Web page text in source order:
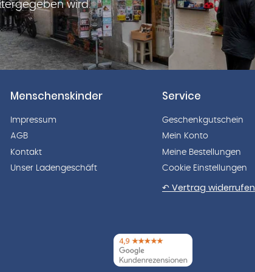
wird.
Menschenskinder
Impressum
AGB
Kontakt
Unser Ladengeschäft
Service
Geschenkgutschein
Mein Konto
Meine Bestellungen
Cookie Einstellungen
↶ Vertrag widerrufen